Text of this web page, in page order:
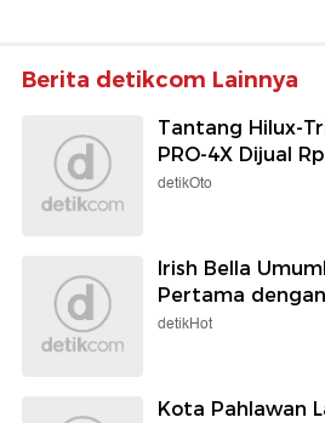
Berita detikcom Lainnya
Tantang Hilux-
PRO-4X Dijual
detikOto
Irish Bella
Pertama
detikHot
Kota Pahlawan